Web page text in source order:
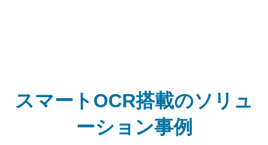
スマートOCR搭載のソリュ
ーション事例